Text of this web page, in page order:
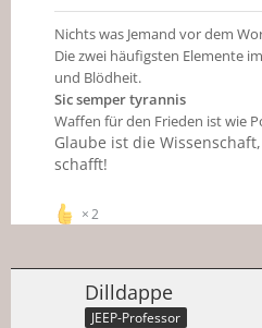
Nichts was Jemand vor dem
Die zwei häufigsten Elemente
und Blödheit.
Sic semper tyrannis
Waffen für den Frieden ist wie
Glaube ist die
schafft!
2
Dilldappe
JEEP-Professor